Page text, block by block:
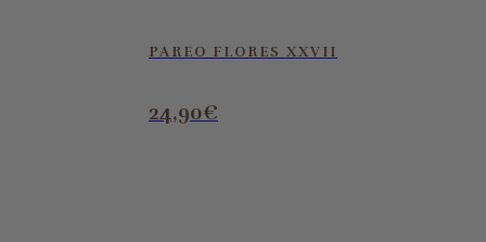
PAREO FLORES XXVII
24,90€